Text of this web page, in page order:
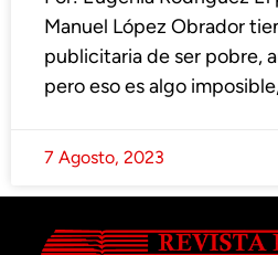
Manuel López Obrador
publicitaria de ser pobre,
pero eso es algo
7 Agosto, 2023